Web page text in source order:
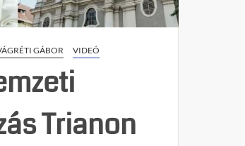
GÁBOR VIDEÓ
Trianon